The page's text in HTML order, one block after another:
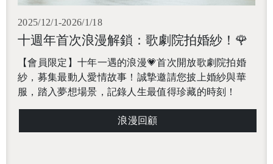
2025/12/1-2026/1/18
十週年首次浪漫解鎖：歌劇院拍婚紗！🌹
【會員限定】十年一遇的浪漫💗首次開放歌劇院拍婚
紗，募集最動人愛情故事！誠摯邀請您披上婚紗與華
服，踏入夢想場景，記錄人生最值得珍藏的時刻！
浪漫回顧